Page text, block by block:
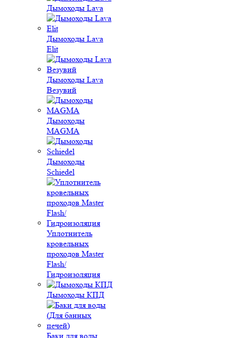
Дымоходы Lava
Дымоходы Lava
Elit
Дымоходы Lava
Везувий
Дымоходы
MAGMA
Дымоходы
Schiedel
Уплотнитель
кровельных
проходов Master
Flash/
Гидроизоляция
Дымоходы КПД
Баки для воды